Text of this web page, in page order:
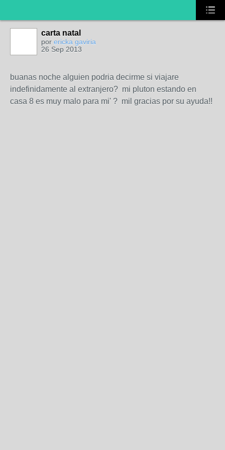
carta natal
por ericka gaviria
26 Sep 2013
buanas noche alguien podria decirme si viajare
indefinidamente al extranjero? mi pluton estando en
casa 8 es muy malo para mi' ? mil gracias por su ayuda!!